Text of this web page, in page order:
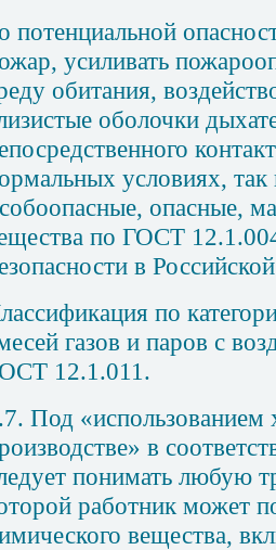
потенциальной
усиливать
обитания,
оболочки
условиях,
опасные,
по ГОСТ
в
по
газов и паров с
12.1.011.
Под «использованием
в
понимать любую
работник может
вещества,